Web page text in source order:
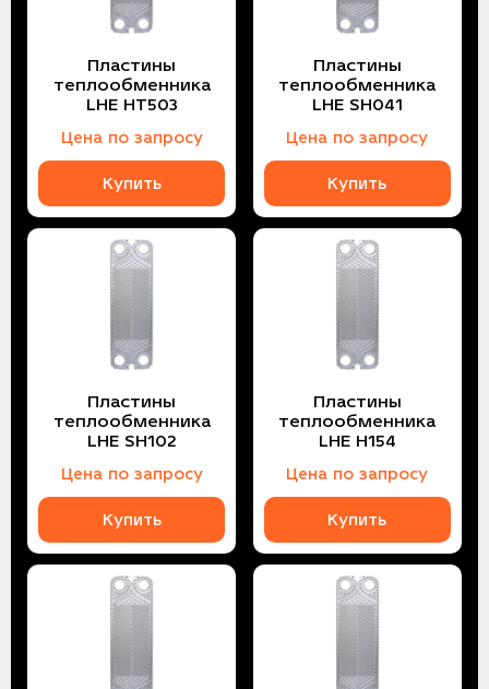
Пластины
теплообменника
LHE HT503
Цена по запросу
Купить
Пластины
теплообменника
LHE SH041
Цена по запросу
Купить
Пластины
теплообменника
LHE SH102
Цена по запросу
Купить
Пластины
теплообменника
LHE H154
Цена по запросу
Купить